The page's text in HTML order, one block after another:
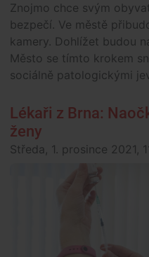
Znojmo chce svým
bezpečí. Ve městě
kamery. Dohlížet budou
Město se tímto krokem
sociálně patologickými
Lékaři z Brna:
ženy
Středa, 1. prosince 2021,